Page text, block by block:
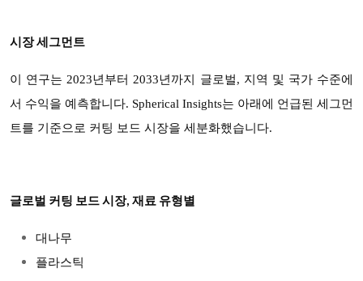
시장 세그먼트
이 연구는 2023년부터 2033년까지 글로벌, 지역 및 국가 수준에
서 수익을 예측합니다. Spherical Insights는 아래에 언급된 세그먼
트를 기준으로 커팅 보드 시장을 세분화했습니다.
글로벌 커팅 보드 시장, 재료 유형별
대나무
플라스틱